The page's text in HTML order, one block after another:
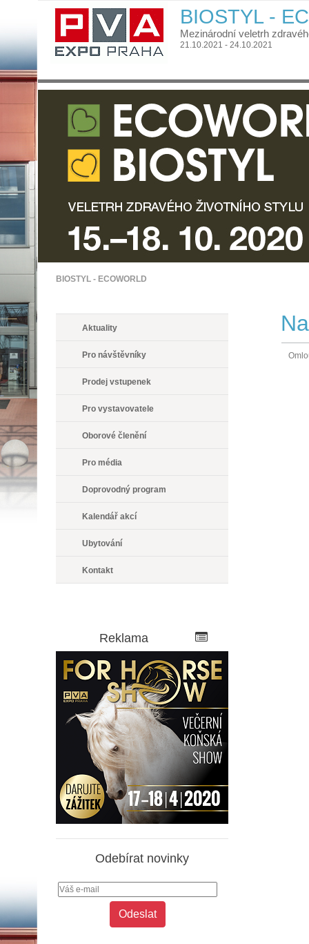
BIOSTYL -
Mezinárodní veletrh
21.10.2021 - 24.10.2021
BIOSTYL - ECOWORLD
Aktuality
Pro návštěvníky
Prodej vstupenek
Pro vystavovatele
Oborové členění
Pro média
Doprovodný program
Kalendář akcí
Ubytování
Kontakt
Reklama
Odebírat novinky